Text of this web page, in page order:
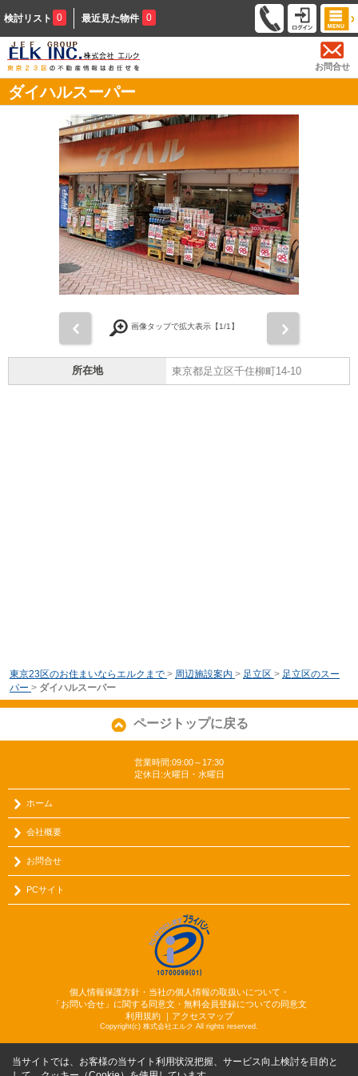
検討リスト 0 最近見た物件 0
お問合せ
ダイハルスーパー
画像タップで拡大表示【1/1】
所在地 東京都足立区千住柳町14-10
東京23区のお住まいならエルクまで > 周辺施設案内 > 足立区 > 足立区のスー
パー > ダイハルスーパー
ページトップに戻る
営業時間:09:00～17:30
定休日:火曜日・水曜日
ホーム
会社概要
お問合せ
PCサイト
個人情報保護方針・当社の個人情報の取扱いについて・
「お問い合せ」に関する同意文・無料会員登録についての同意文
利用規約｜ アクセスマップ
Copyright(c) 株式会社エルク All rights reserved.
当サイトでは、お客様の当サイト利用状況把握、サービス向上検討を目的と